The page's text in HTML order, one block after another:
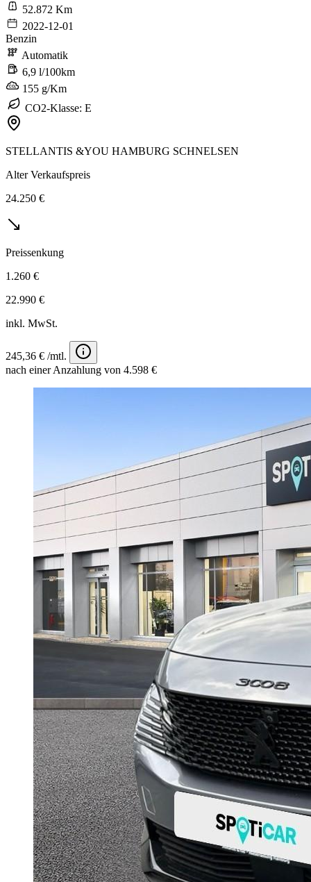
52.872 Km
2022-12-01
Benzin
Automatik
6,9 l/100km
155 g/Km
CO2-Klasse: E
STELLANTIS &YOU HAMBURG SCHNELSEN
Alter Verkaufspreis
24.250 €
Preissenkung
1.260 €
22.990 €
inkl. MwSt.
245,36 € /mtl.
nach einer Anzahlung von 4.598 €